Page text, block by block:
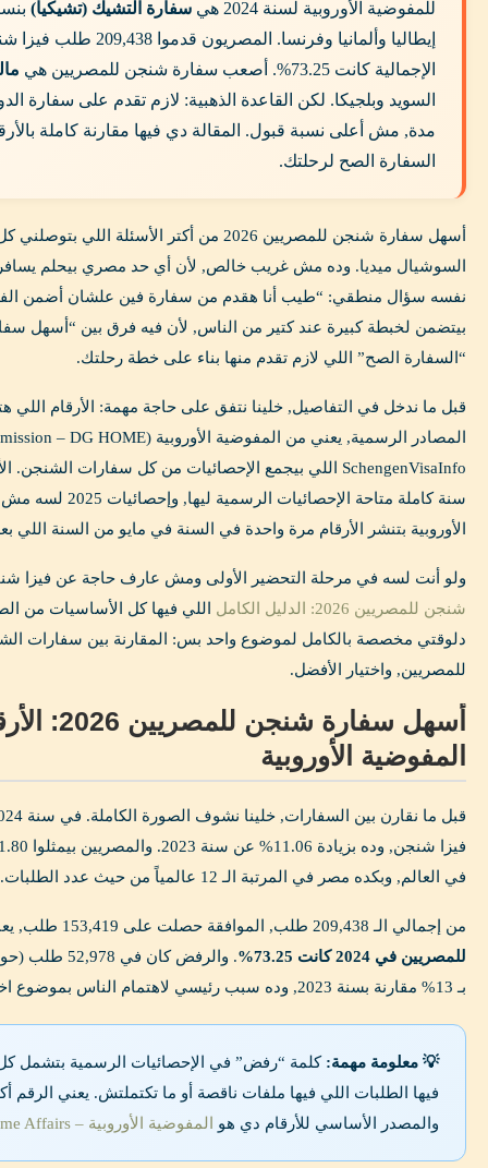
للمفوضية الأوروبية لسنة 2024 هي
سفارة التشيك (تشيكيا)
الإجمالية كانت 73.25%. أصعب سفارة شنجن للمصريين هي
السويد وبلجيكا. لكن القاعدة الذهبية: لازم تقدم على سفارة
مدة, مش أعلى نسبة قبول. المقالة دي فيها مقارنة كاملة
السفارة الصح لرحلتك.
أسهل سفارة شنجن للمصريين 2026 من أكتر الأسئلة
السوشيال ميديا. وده مش غريب خالص, لأن أي حد مصري بيحلم يسافر
نفسه سؤال منطقي: “طيب أنا هقدم من سفارة فين علشان أضمن
بيتضمن لخبطة كبيرة عند كتير من الناس, لأن فيه فرق بين “أسهل
“السفارة الصح” اللي لازم تقدم منها بناء على خطة رحلتك.
قبل ما ندخل في التفاصيل, خلينا نتفق على حاجة مهمة: الأرقام اللي
سنة كاملة متاحة
الأوروبية بتنشر الأرقام مرة واحدة في السنة في مايو من السنة اللي
ولو أنت لسه في مرحلة التحضير الأولى ومش عارف حاجة عن فيزا
شنجن للمصريين 2026: الدليل الكامل
اللي فيها كل الأساسيات من
دلوقتي مخصصة بالكامل لموضوع واحد بس: المقارنة بين سفارات
للمصريين, واختيار الأفضل.
أسهل سفارة
المفوضية الأوروبية
في العالم, وبكده مصر في المرتبة الـ 12 عالمياً من حيث عدد الطلبات.
من إجمالي الـ 209,438 طلب, الموافقة حصلت على 153,419 طلب, يعني
للمصريين في 2024 كانت 73.25%
بـ 13% مقارنة بسنة 2023, وده سبب رئيسي لاهتمام الناس بموضوع اختيار السفارة الصح.
💡 معلومة مهمة: كلمة “رفض” في الإحصائيات الرسمية بتشمل كل
فيها الطلبات اللي فيها ملفات ناقصة أو ما تكتملتش. يعني
والمصدر الأساسي للأرقام دي هو المفوضية الأوروبية – Migration and Home Affairs